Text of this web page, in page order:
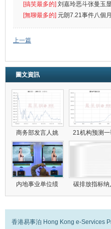
[搞笑最多的] 刘嘉玲恶斗张曼玉
遮
[無聊最多的] 元朗7.21事件八個
催
上一篇
圖文資訊
商务部发言人姚 21机构预测
内地事业单位绩 碳排放指标纳
香港易事泊 Hong Kong e-Services